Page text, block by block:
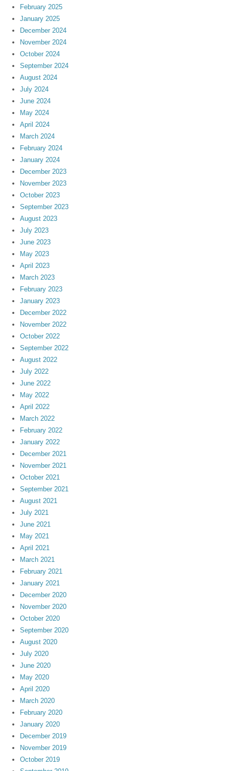
February 2025
January 2025
December 2024
November 2024
October 2024
September 2024
August 2024
July 2024
June 2024
May 2024
April 2024
March 2024
February 2024
January 2024
December 2023
November 2023
October 2023
September 2023
August 2023
July 2023
June 2023
May 2023
April 2023
March 2023
February 2023
January 2023
December 2022
November 2022
October 2022
September 2022
August 2022
July 2022
June 2022
May 2022
April 2022
March 2022
February 2022
January 2022
December 2021
November 2021
October 2021
September 2021
August 2021
July 2021
June 2021
May 2021
April 2021
March 2021
February 2021
January 2021
December 2020
November 2020
October 2020
September 2020
August 2020
July 2020
June 2020
May 2020
April 2020
March 2020
February 2020
January 2020
December 2019
November 2019
October 2019